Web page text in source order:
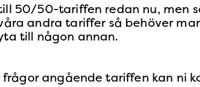
50/50-tariffen redan nu, men
andra tariffer så behöver
till någon annan.
angående tariffen kan ni